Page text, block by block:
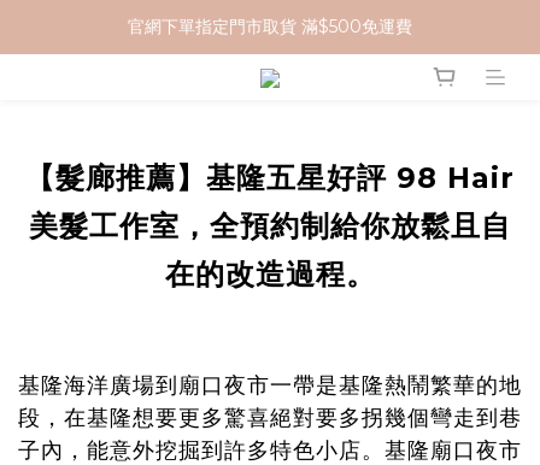
加入 MCG 會員｜即贈 $100 購物金
官網下單指定門市取貨 滿$500免運費
加入 MCG 會員｜即贈 $100 購物金
【髮廊推薦】基隆五星好評 98 Hair
美髮工作室，全預約制給你放鬆且自
在的改造過程。
基隆海洋廣場到廟口夜市一帶是基隆熱鬧繁華的地
段，在基隆想要更多驚喜絕對要多拐幾個彎走到巷
子內，能意外挖掘到許多特色小店。 基隆廟口夜市